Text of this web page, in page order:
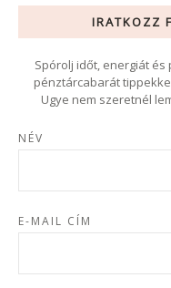
IRATKOZZ
Spórolj időt, energiát
pénztárcabarát
Ugye nem szeretnél
NÉV
E-MAIL CÍM